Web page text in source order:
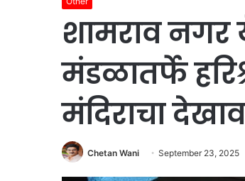
शामराव नगर
मंडळातर्फे
मंदिराचा
Chetan Wani September 23, 2025